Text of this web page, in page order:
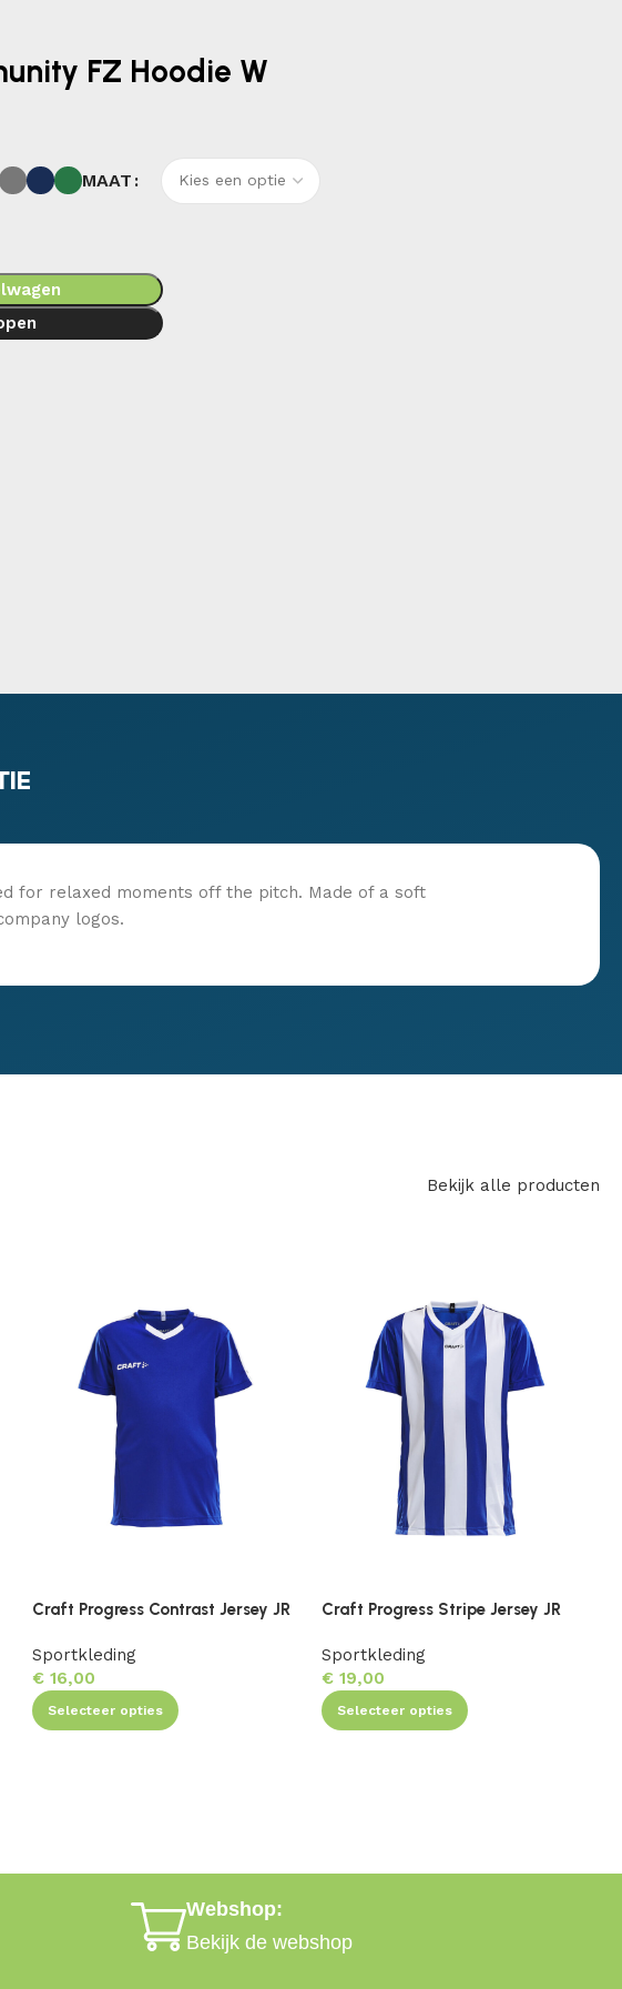
FZ Hoodie W
MAAT
for relaxed moments off the pitch. Made of a soft
logos.
Bekijk alle producten
Craft Progress Contrast Jersey JR
Sportkleding
€ 16,00
Selecteer opties
Craft Progress Stripe Jersey JR
Sportkleding
€ 19,00
Selecteer opties
Webshop:
Bekijk de webshop